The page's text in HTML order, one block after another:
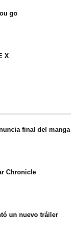
go
X
final del manga
Chronicle
un nuevo tráiler